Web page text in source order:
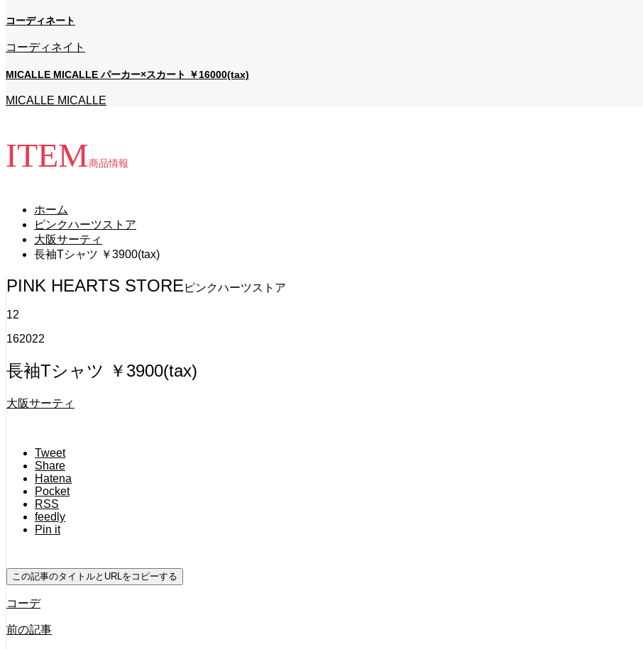
コーディネート
コーディネイト
MICALLE MICALLE パーカー×スカート ￥16000(tax)
MICALLE MICALLE
ITEM商品情報
ホーム
ピンクハーツストア
大阪サーティ
長袖Tシャツ ￥3900(tax)
PINK HEARTS STORE ピンクハーツストア
12
162022
長袖Tシャツ ￥3900(tax)
大阪サーティ
Tweet
Share
Hatena
Pocket
RSS
feedly
Pin it
この記事のタイトルとURLをコピーする
コーデ
前の記事